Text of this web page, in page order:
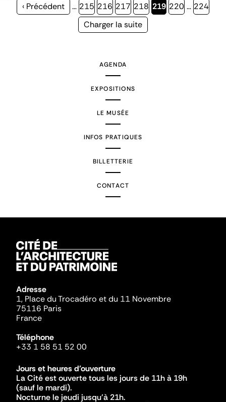
Page
‹ Précédent … Page
215 Page
216 Page
217 Page
218 Page
219 Page
220 … Page
224
Page
Charger la suite
AGENDA
EXPOSITIONS
LE MUSÉE
INFOS PRATIQUES
BILLETTERIE
CONTACT
Adresse
1, Place du Trocadéro et du 11 Novembre
75116 Paris
France
Téléphone
+33 1 58 51 52 00
Jours et heures d'ouverture
La Cité est ouverte tous les jours de 11h à 19h
(sauf le mardi).
Nocturne le jeudi jusqu'à 21h.